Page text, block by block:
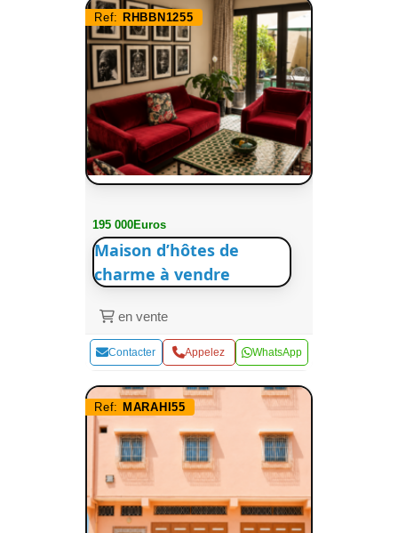
Ref: RHBBN1255
195 000Euros
Maison d’hôtes de
charme à vendre
en vente
Contacter Appelez WhatsApp
Ref: MARAHI55